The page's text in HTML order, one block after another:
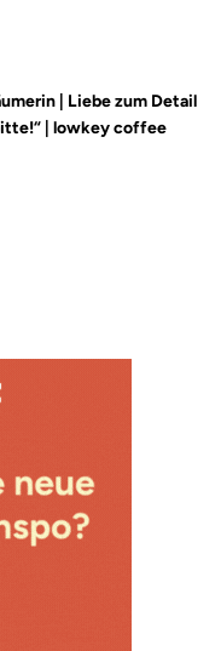
| Liebe zum Detail
| lowkey coffee